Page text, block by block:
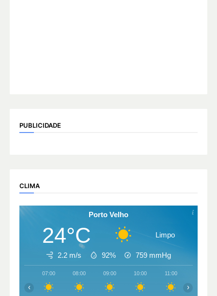
PUBLICIDADE
CLIMA
Porto Velho
24°C Limpo
2.2 m/s 92% 759 mmHg
07:00 08:00 09:00 10:00 11:00
‹ ›